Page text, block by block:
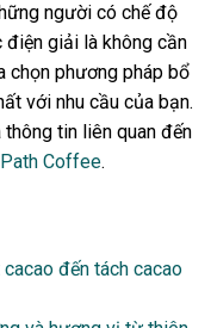
người có chế độ
điện giải là không cần
chọn phương pháp bổ
với nhu cầu của bạn.
tin liên quan đến
Path Coffee.
đến tách cacao